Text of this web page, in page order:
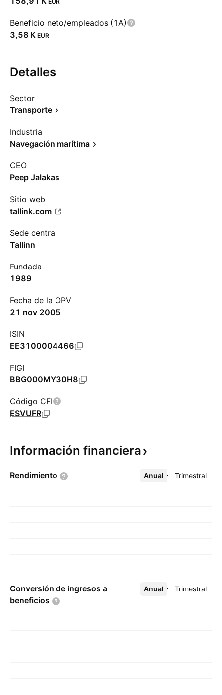
EUR
Beneficio neto/empleados (1A)
‪3,58 K‬ EUR
Detalles
Sector
Transporte
Industria
Navegación marítima
CEO
Peep Jalakas
Sitio web
tallink.com
Sede central
Tallinn
Fundada
1989
Fecha de la OPV
21 nov 2005
ISIN
EE3100004466
FIGI
BBG000MY30H8
Código CFI
ESVUFR
Información financiera
Rendimiento Anual Trimestral
Más
Conversión de ingresos a
beneficios
Anual Trimestral
Más